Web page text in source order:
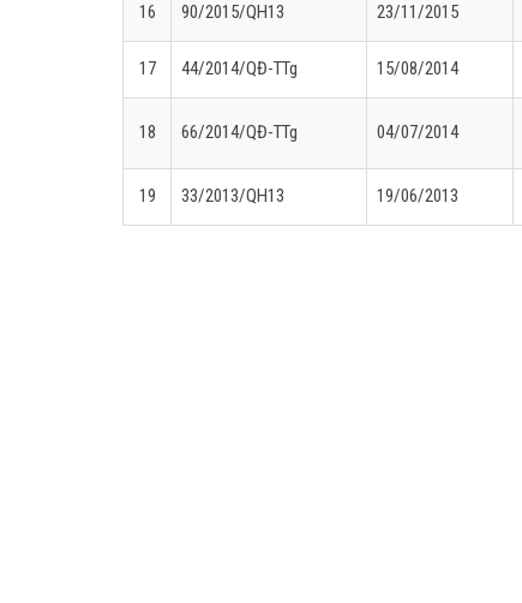
16 90/2015/QH13 23/11/2015
17 44/2014/QĐ-TTg 15/08/2014
18 66/2014/QĐ-TTg 04/07/2014
19 33/2013/QH13 19/06/2013